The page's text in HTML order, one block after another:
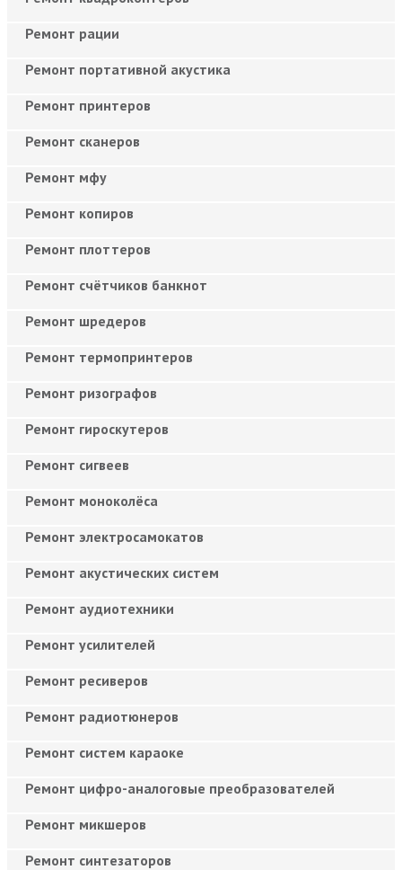
Ремонт рации
Ремонт портативной акустика
Ремонт принтеров
Ремонт сканеров
Ремонт мфу
Ремонт копиров
Ремонт плоттеров
Ремонт счётчиков банкнот
Ремонт шредеров
Ремонт термопринтеров
Ремонт ризографов
Ремонт гироскутеров
Ремонт сигвеев
Ремонт моноколёса
Ремонт электросамокатов
Ремонт акустических систем
Ремонт аудиотехники
Ремонт усилителей
Ремонт ресиверов
Ремонт радиотюнеров
Ремонт систем караоке
Ремонт цифро-аналоговые преобразователей
Ремонт микшеров
Ремонт синтезаторов